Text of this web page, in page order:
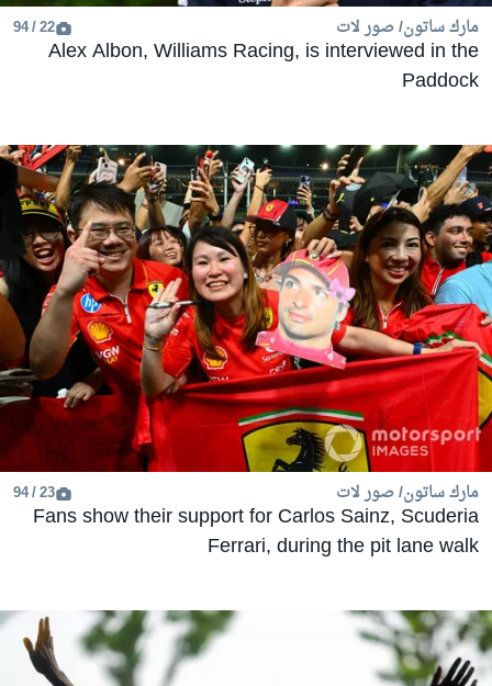
مارك ساتون/ صور لات 22 / 94
Alex Albon, Williams Racing, is interviewed in the
Paddock
مارك ساتون/ صور لات 23 / 94
Fans show their support for Carlos Sainz, Scuderia
Ferrari, during the pit lane walk